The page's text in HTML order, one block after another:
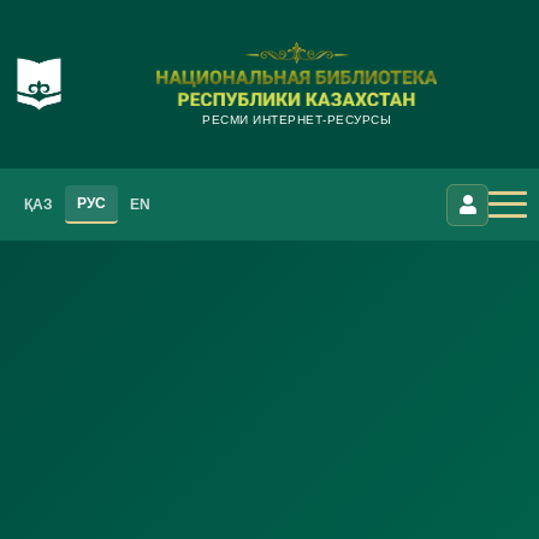
РЕСМИ ИНТЕРНЕТ-РЕСУРСЫ
ҚАЗ РУС EN